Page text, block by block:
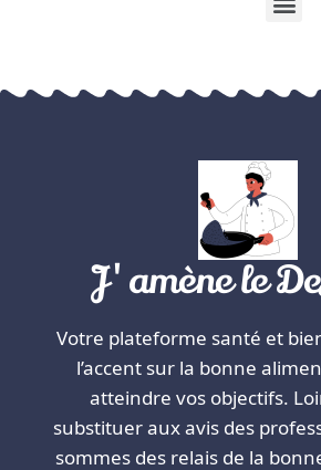
J'amène le
Votre plateforme santé et
l’accent sur la bonne
atteindre vos objectifs.
substituer aux avis des
sommes des relais de la